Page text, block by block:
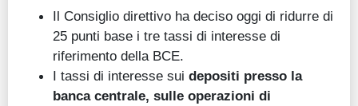
Il Consiglio direttivo ha deciso oggi di ridurre di
25 punti base i tre tassi di interesse di
riferimento della BCE.
I tassi di interesse sui depositi presso la
banca centrale, sulle operazioni di